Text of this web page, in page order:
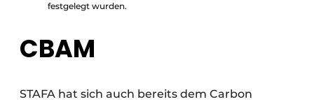
festgelegt wurden.
CBAM
STAFA hat sich auch bereits dem Carbon